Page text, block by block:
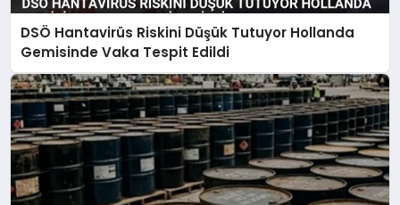
DSÖ Hantavirüs Riskini Düşük Tutuyor Hollanda
Gemisinde Vaka Tespit Edildi